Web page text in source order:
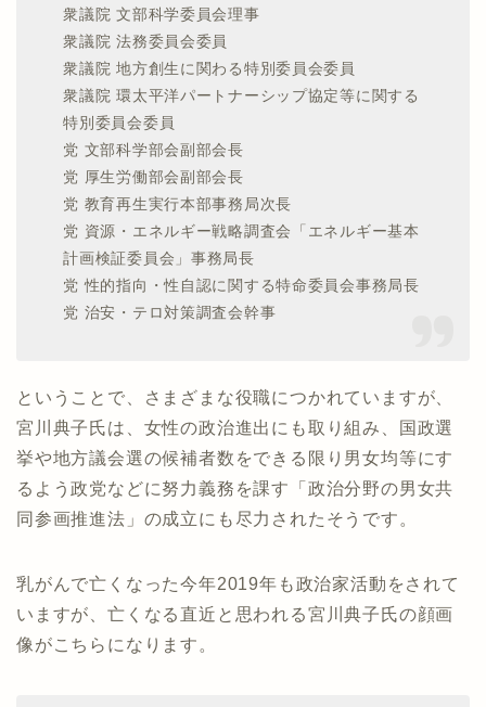
衆議院 文部科学委員会理事
衆議院 法務委員会委員
衆議院 地方創生に関わる特別委員会委員
衆議院 環太平洋パートナーシップ協定等に関する
特別委員会委員
党 文部科学部会副部会長
党 厚生労働部会副部会長
党 教育再生実行本部事務局次長
党 資源・エネルギー戦略調査会「エネルギー基本
計画検証委員会」事務局長
党 性的指向・性自認に関する特命委員会事務局長
党 治安・テロ対策調査会幹事
ということで、さまざまな役職につかれていますが、
宮川典子氏は、女性の政治進出にも取り組み、国政選
挙や地方議会選の候補者数をできる限り男女均等にす
るよう政党などに努力義務を課す「政治分野の男女共
同参画推進法」の成立にも尽力されたそうです。
乳がんで亡くなった今年2019年も政治家活動をされて
いますが、亡くなる直近と思われる宮川典子氏の顔画
像がこちらになります。